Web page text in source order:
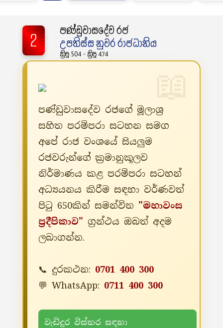
2
පණ්ඩුවාසදේව රජ
උපතිස්ස නුවර රාජධානිය
ක්‍රිපූ 504 - ක්‍රිපූ 474
පණ්ඩුවාසදේව රජගේ මූලාශ්‍ර
සහිත පරම්පරා සටහන සමග
අපේ රාජ වංශයේ සියලුම
රජවරුන්ගේ ක්‍රමානුකූලව
නිර්මාණය කළ පරම්පරා සටහන්
අධ්‍යයනය කිරීම සඳහා වර්ණවත්
පිටු 650කින් සමන්විත "මහාවංස
ප්‍රදීපිකාව" ග්‍රන්ථය ඔබත් අදම
ලබාගන්න.
📞 දුරකථන: 0701 400 300
💬 WhatsApp: 0711 400 300
වැඩිදුර විස්තර සඳහා